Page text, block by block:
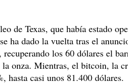
de Texas, que había estado
ha dado la vuelta tras el
los 60 dólares el
onza. Mientras, el bitcoin, la
hasta casi unos 81.400 dólares.